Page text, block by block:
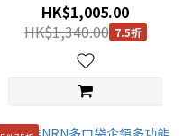
HK$1,005.00
HK$1,340.00 7.5折